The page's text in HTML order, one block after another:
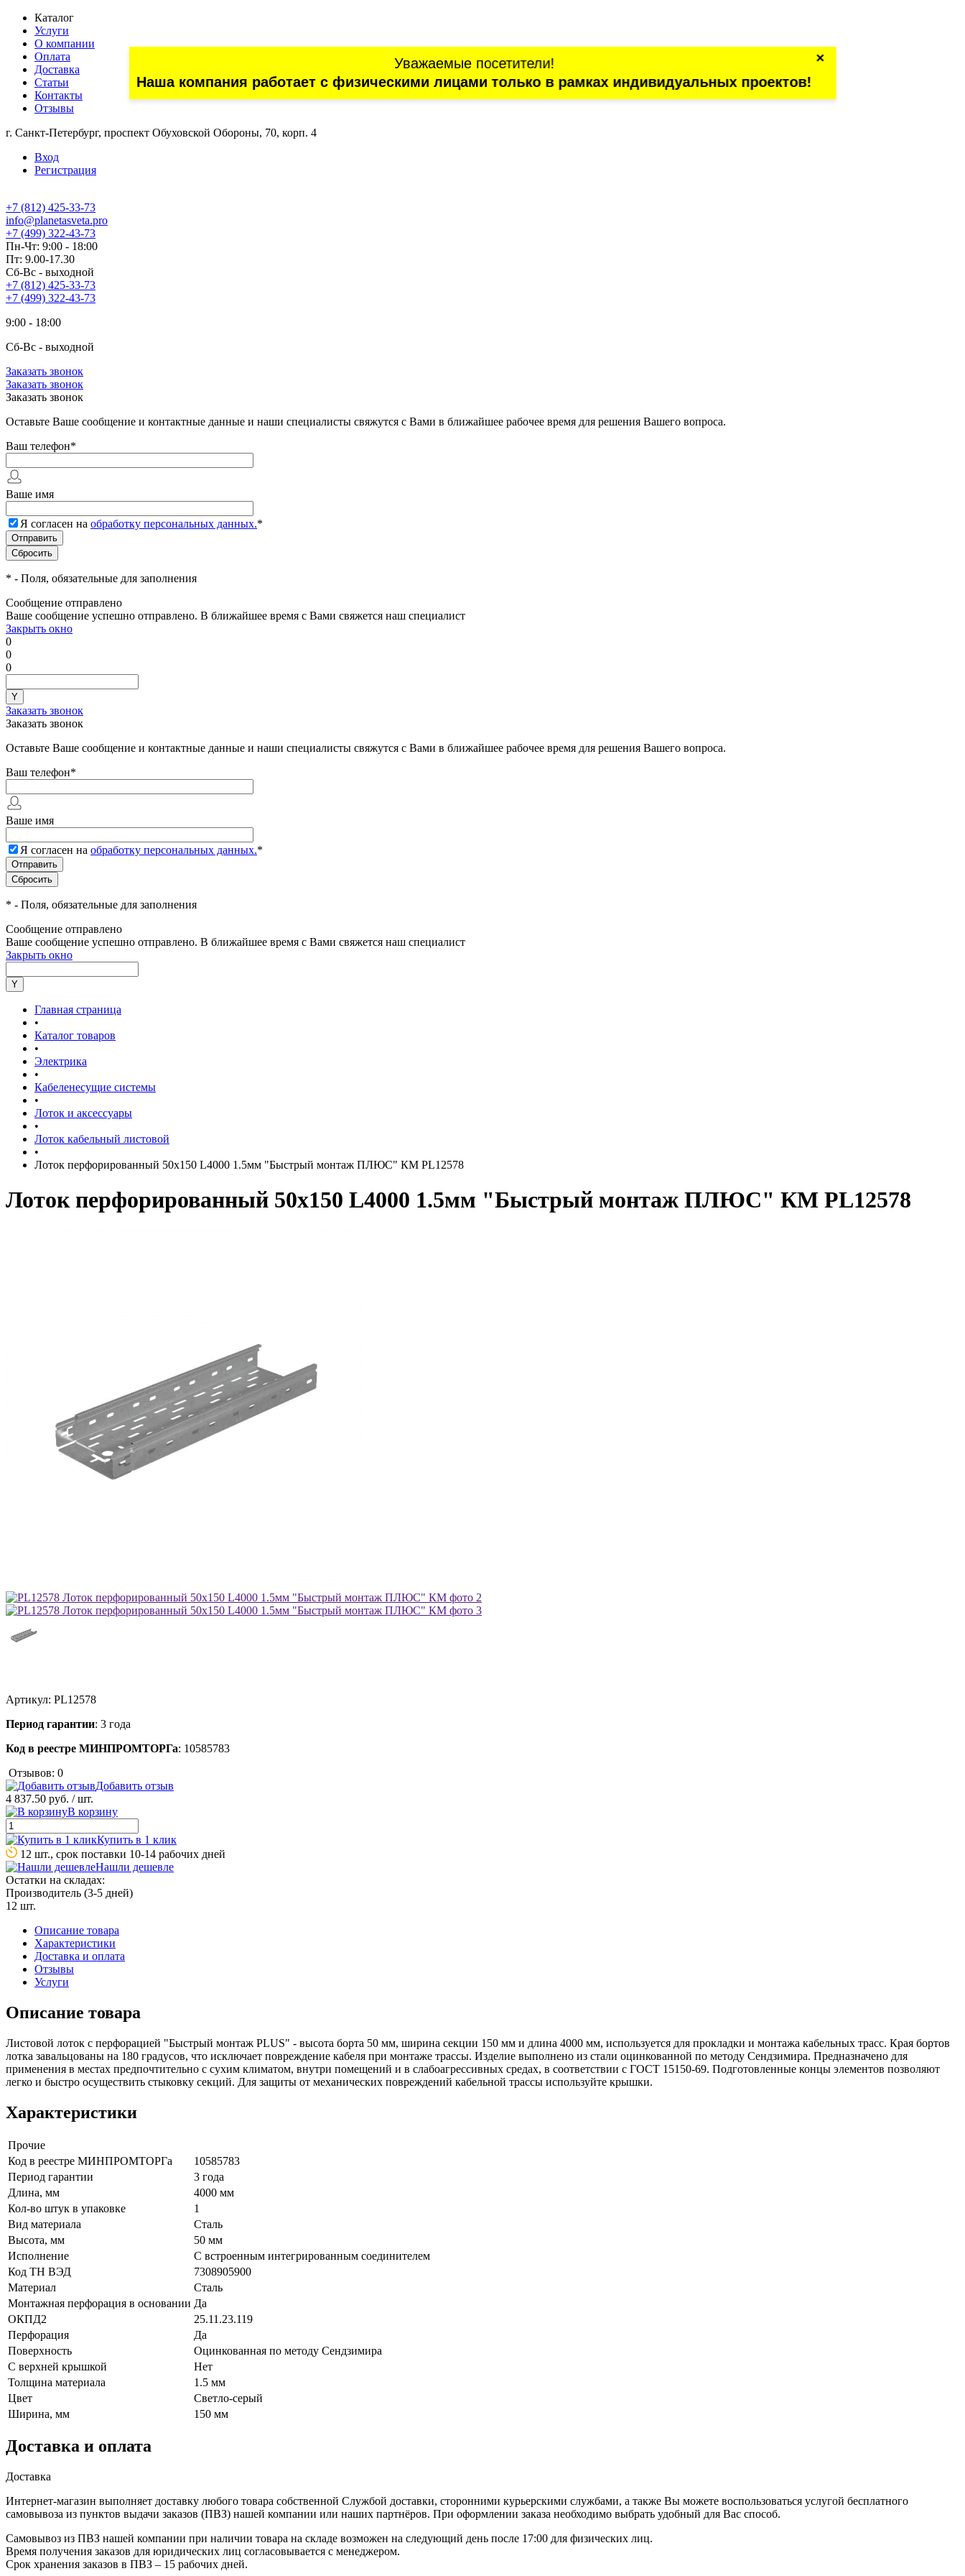
Каталог
Услуги
О компании
Оплата
Доставка
Статьи
Контакты
Отзывы
г. Санкт-Петербург, проспект Обуховской Обороны, 70, корп. 4
Вход
Регистрация
+7 (812) 425-33-73
Уважаемые посетители!
Наша компания работает с физическими лицами только в рамках индивидуальных проектов!
×
info@planetasveta.pro
+7 (499) 322-43-73
Пн-Чт: 9:00 - 18:00
Пт: 9.00-17.30
Сб-Вс - выходной
+7 (812) 425-33-73
+7 (499) 322-43-73
9:00 - 18:00
Сб-Вс - выходной
Заказать звонок
Заказать звонок
Заказать звонок
Оставьте Ваше сообщение и контактные данные и наши специалисты свяжутся с Вами в ближайшее рабочее время для решения Вашего вопроса.
Ваш телефон*
Ваше имя
Я согласен на обработку персональных данных.*
* - Поля, обязательные для заполнения
Сообщение отправлено
Ваше сообщение успешно отправлено. В ближайшее время с Вами свяжется наш специалист
Закрыть окно
0
0
0
Заказать звонок
Заказать звонок
Оставьте Ваше сообщение и контактные данные и наши специалисты свяжутся с Вами в ближайшее рабочее время для решения Вашего вопроса.
Ваш телефон*
Ваше имя
Я согласен на обработку персональных данных.*
* - Поля, обязательные для заполнения
Сообщение отправлено
Ваше сообщение успешно отправлено. В ближайшее время с Вами свяжется наш специалист
Закрыть окно
Главная страница
•
Каталог товаров
•
Электрика
•
Кабеленесущие системы
•
Лоток и аксессуары
•
Лоток кабельный листовой
•
Лоток перфорированный 50х150 L4000 1.5мм "Быстрый монтаж ПЛЮС" КМ PL12578
Лоток перфорированный 50х150 L4000 1.5мм "Быстрый монтаж ПЛЮС" КМ PL12578
Артикул: PL12578
Период гарантии: 3 года
Код в реестре МИНПРОМТОРГа: 10585783
Отзывов: 0
Добавить отзыв
4 837.50 руб. / шт.
В корзину
Купить в 1 клик
12 шт., срок поставки 10-14 рабочих дней
Нашли дешевле
Остатки на складах:
Производитель (3-5 дней)
12 шт.
Описание товара
Характеристики
Доставка и оплата
Отзывы
Услуги
Описание товара
Листовой лоток с перфорацией "Быстрый монтаж PLUS" - высота борта 50 мм, ширина секции 150 мм и длина 4000 мм, используется для прокладки и монтажа кабельных трасс. Края бортов
лотка завальцованы на 180 градусов, что исключает повреждение кабеля при монтаже трассы. Изделие выполнено из стали оцинкованной по методу Сендзимира. Предназначено для
применения в местах предпочтительно с сухим климатом, внутри помещений и в слабоагрессивных средах, в соответствии с ГОСТ 15150-69. Подготовленные концы элементов позволяют
легко и быстро осуществить стыковку секций. Для защиты от механических повреждений кабельной трассы используйте крышки.
Характеристики
Прочие
Код в реестре МИНПРОМТОРГа
10585783
Период гарантии
3 года
Длина, мм
4000 мм
Кол-во штук в упаковке
1
Вид материала
Сталь
Высота, мм
50 мм
Исполнение
С встроенным интегрированным соединителем
Код ТН ВЭД
7308905900
Материал
Сталь
Монтажная перфорация в основании Да
ОКПД2
25.11.23.119
Перфорация
Да
Поверхность
Оцинкованная по методу Сендзимира
С верхней крышкой
Нет
Толщина материала
1.5 мм
Цвет
Светло-серый
Ширина, мм
150 мм
Доставка и оплата
Доставка
Интернет-магазин выполняет доставку любого товара собственной Службой доставки, сторонними курьерскими службами, а также Вы можете воспользоваться услугой бесплатного
самовывоза из пунктов выдачи заказов (ПВЗ) нашей компании или наших партнёров. При оформлении заказа необходимо выбрать удобный для Вас способ.
Самовывоз из ПВЗ нашей компании при наличии товара на складе возможен на следующий день после 17:00 для физических лиц.
Время получения заказов для юридических лиц согласовывается с менеджером.
Срок хранения заказов в ПВЗ – 15 рабочих дней.